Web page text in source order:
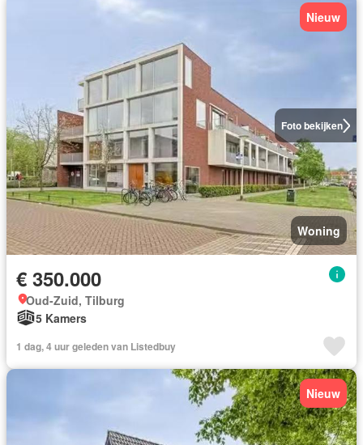
Foto bekijken
Nieuw
Woning
€ 350.000
Oud-Zuid, Tilburg
5 Kamers
1 dag, 4 uur geleden van Listedbuy
Nieuw